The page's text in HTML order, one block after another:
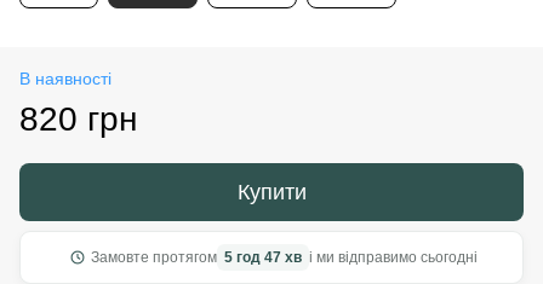
В наявності
820 грн
Купити
Замовте протягом 5 год 47 хв і ми відправимо сьогодні